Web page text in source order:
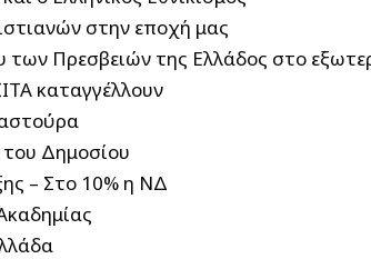
στην εποχή μας
των Πρεσβειών της Ελλάδος στο
καταγγέλλουν
Δημοσίου
– Στο 10% η ΝΔ